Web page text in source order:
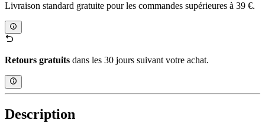
Livraison standard gratuite pour les commandes supérieures à 39 €.
Retours gratuits dans les 30 jours suivant votre achat.
Description